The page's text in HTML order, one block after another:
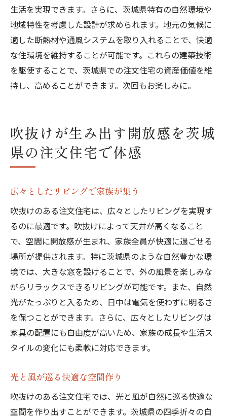
生活を実現できます。さらに、茨城県特有の自然環境や
地域特性を考慮した設計が求められます。地元の気候に
適した断熱材や通風システムを取り入れることで、快適
な住環境を維持することが可能です。これらの建築技術
を駆使することで、茨城県での注文住宅の資産価値を維
持し、高めることができます。次回もお楽しみに。
吹抜けが生み出す開放感を茨城
県の注文住宅で体感
広々としたリビングで家族が集う
吹抜けのある注文住宅は、広々としたリビングを実現す
るのに最適です。吹抜けによって天井が高くなること
で、空間に開放感が生まれ、家族全員が快適に過ごせる
場所が提供されます。特に茨城県のような自然豊かな環
境では、大きな窓を設けることで、外の風景を楽しみな
がらリラックスできるリビングが可能です。また、自然
光がたっぷりと入るため、日中は電気を使わずに明るさ
を保つことができます。さらに、広々としたリビングは
家具の配置にも自由度が高いため、家族の成長や生活ス
タイルの変化にも柔軟に対応できます。
光と風が巡る快適な空間作り
吹抜けのある注文住宅では、光と風が自然に巡る快適な
空間を作り出すことができます。茨城県の四季折々の自